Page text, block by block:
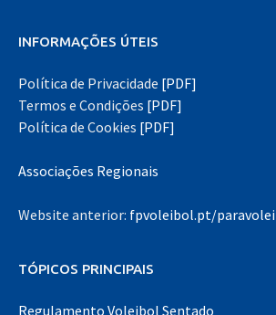
INFORMAÇÕES ÚTEIS
Política de Privacidade [PDF]
Termos e Condições [PDF]
Política de Cookies [PDF]
Associações Regionais
Website anterior: fpvoleibol.pt/paravolei
TÓPICOS PRINCIPAIS
Regulamento Voleibol Sentado